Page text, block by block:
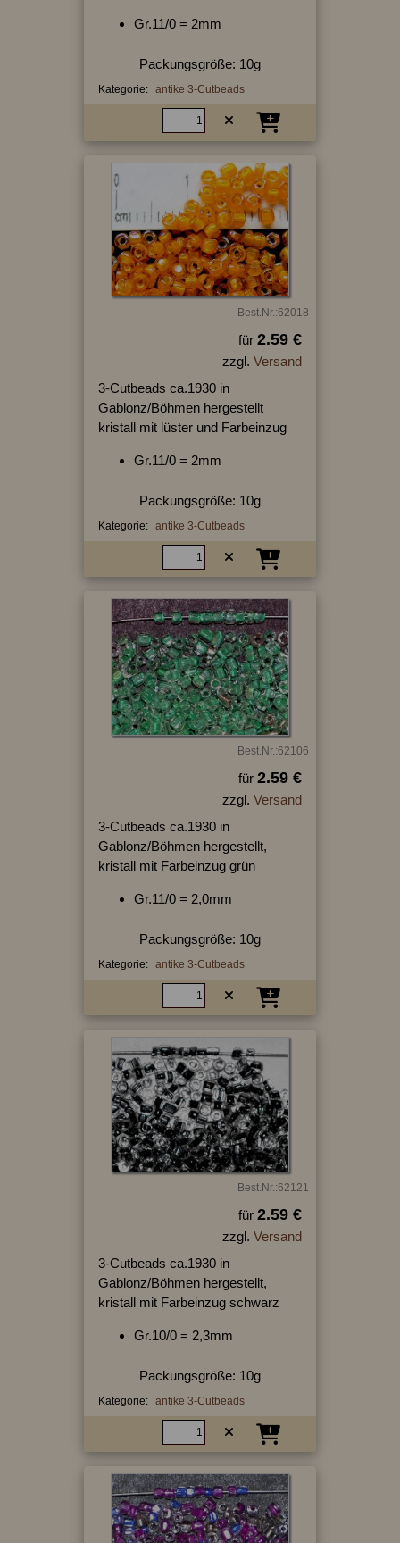
Gr.11/0 = 2mm
Packungsgröße: 10g
Kategorie: antike 3-Cutbeads
Best.Nr.:62018
für 2.59 €
zzgl. Versand
3-Cutbeads ca.1930 in
Gablonz/Böhmen hergestellt
kristall mit lüster und Farbeinzug
Gr.11/0 = 2mm
Packungsgröße: 10g
Kategorie: antike 3-Cutbeads
Best.Nr.:62106
für 2.59 €
zzgl. Versand
3-Cutbeads ca.1930 in
Gablonz/Böhmen hergestellt,
kristall mit Farbeinzug grün
Gr.11/0 = 2,0mm
Packungsgröße: 10g
Kategorie: antike 3-Cutbeads
Best.Nr.:62121
für 2.59 €
zzgl. Versand
3-Cutbeads ca.1930 in
Gablonz/Böhmen hergestellt,
kristall mit Farbeinzug schwarz
Gr.10/0 = 2,3mm
Packungsgröße: 10g
Kategorie: antike 3-Cutbeads